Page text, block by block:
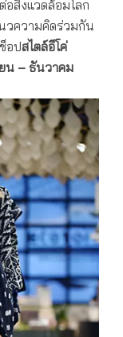
สิ่งแวดล้อมโลก
วความคิดร่วมกัน
อปสไตล์อีโค่
น – ธันวาคม